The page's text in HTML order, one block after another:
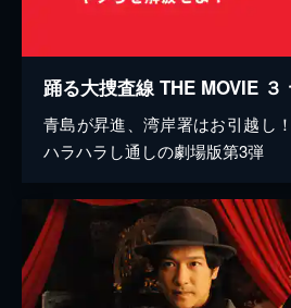
踊る大捜査線 THE MOVIE
青島が昇進、湾岸署はお引越し
ハラハラし通しの劇場版第3弾